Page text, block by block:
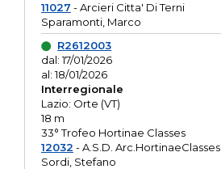
11027 - Arcieri Citta' Di Terni
Sparamonti, Marco
R2612003
dal: 17/01/2026
al: 18/01/2026
Interregionale
Lazio: Orte (VT)
18 m
33° Trofeo Hortinae Classes
12032 - A.S.D. Arc.HortinaeClasses
Sordi, Stefano